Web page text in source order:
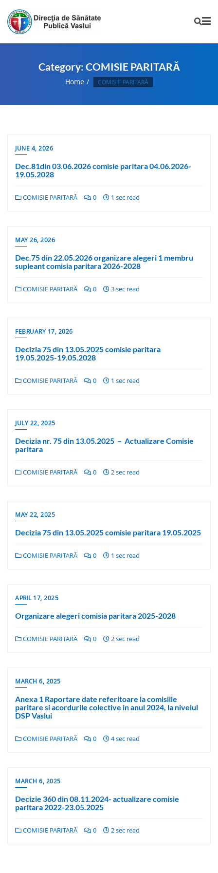
Category: COMISIE PARITARĂ
Home COMISIE PARITARĂ
JUNE 4, 2026
Dec.81din 03.06.2026 comisie paritara 04.06.2026-
19.05.2028
COMISIE PARITARĂ 0 1 sec read
MAY 26, 2026
Dec.75 din 22.05.2026 organizare alegeri 1 membru
supleant comisia paritara 2026-2028
COMISIE PARITARĂ 0 3 sec read
FEBRUARY 17, 2026
Decizia 75 din 13.05.2025 comisie paritara
19.05.2025-19.05.2028
COMISIE PARITARĂ 0 1 sec read
JULY 22, 2025
Decizia nr. 75 din 13.05.2025 – Actualizare Comisie
paritara
COMISIE PARITARĂ 0 2 sec read
MAY 22, 2025
Decizia 75 din 13.05.2025 comisie paritara 19.05.2025
COMISIE PARITARĂ 0 1 sec read
APRIL 17, 2025
Organizare alegeri comisia paritara 2025-2028
COMISIE PARITARĂ 0 2 sec read
MARCH 6, 2025
Anexa 1 Raportare date referitoare la comisiile
paritare si acordurile colective in anul 2024, la nivelul
DSP Vaslui
COMISIE PARITARĂ 0 4 sec read
MARCH 6, 2025
Decizie 360 din 08.11.2024- actualizare comisie
paritara 2022-23.05.2025
COMISIE PARITARĂ 0 2 sec read